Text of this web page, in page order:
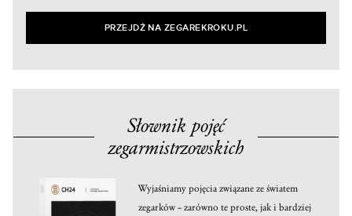
PRZEJDŹ NA ZEGAREKROKU.PL
Słownik pojęć
zegarmistrzowskich
Wyjaśniamy pojęcia związane ze światem
zegarków – zarówno te proste, jak i bardziej